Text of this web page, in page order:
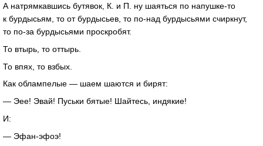
А натрямкавшись бутявок, К. и П. ну шаяться по напушке-то
к бурдысьям, то от бурдысьев, то по-над бурдысьями счиркнут,
то по-за бурдысьями проскробят.
То втырь, то оттырь.
То впях, то взбых.
Как облампелые — шаем шаются и бирят:
— Эее! Эвай! Пуськи бятые! Шайтесь, индякие!
И:
— Эфан-эфоэ!